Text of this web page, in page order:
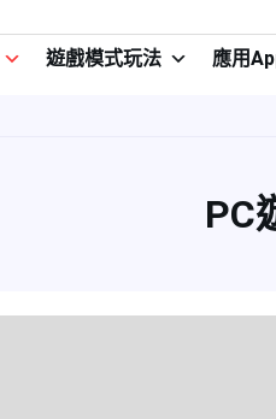
遊戲模式玩法 應用
PC